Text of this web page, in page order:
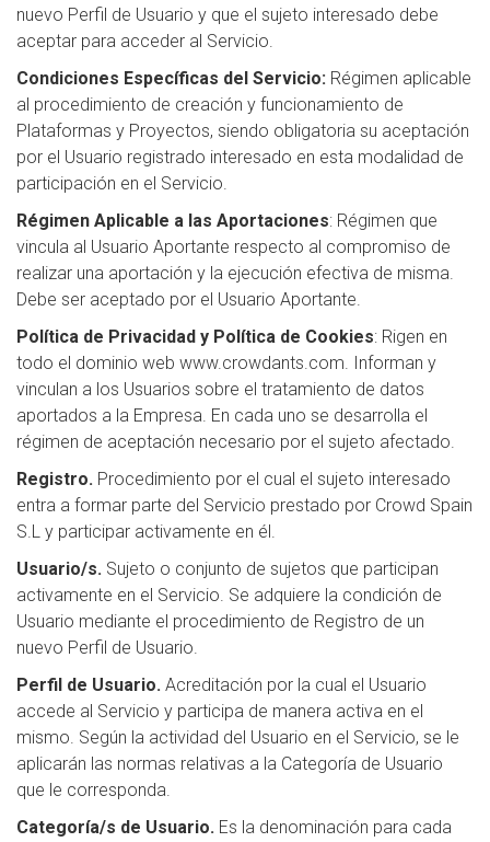
nuevo Perfil de Usuario y que el sujeto interesado debe
aceptar para acceder al Servicio.
Condiciones Específicas del Servicio: Régimen aplicable
al procedimiento de creación y funcionamiento de
Plataformas y Proyectos, siendo obligatoria su aceptación
por el Usuario registrado interesado en esta modalidad de
participación en el Servicio.
Régimen Aplicable a las Aportaciones: Régimen que
vincula al Usuario Aportante respecto al compromiso de
realizar una aportación y la ejecución efectiva de misma.
Debe ser aceptado por el Usuario Aportante.
Política de Privacidad y Política de Cookies: Rigen en
todo el dominio web www.crowdants.com. Informan y
vinculan a los Usuarios sobre el tratamiento de datos
aportados a la Empresa. En cada uno se desarrolla el
régimen de aceptación necesario por el sujeto afectado.
Registro. Procedimiento por el cual el sujeto interesado
entra a formar parte del Servicio prestado por Crowd Spain
S.L y participar activamente en él.
Usuario/s. Sujeto o conjunto de sujetos que participan
activamente en el Servicio. Se adquiere la condición de
Usuario mediante el procedimiento de Registro de un
nuevo Perfil de Usuario.
Perfil de Usuario. Acreditación por la cual el Usuario
accede al Servicio y participa de manera activa en el
mismo. Según la actividad del Usuario en el Servicio, se le
aplicarán las normas relativas a la Categoría de Usuario
que le corresponda.
Categoría/s de Usuario. Es la denominación para cada